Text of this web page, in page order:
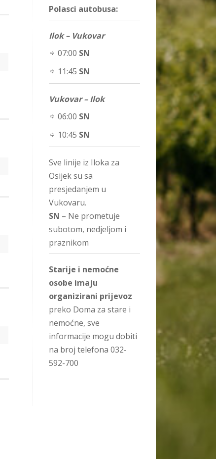
Polasci autobusa:
Ilok – Vukovar
07:00 SN
11:45 SN
Vukovar – Ilok
06:00 SN
10:45 SN
Sve linije iz Iloka za
Osijek su sa
presjedanjem u
Vukovaru.
SN – Ne prometuje
subotom, nedjeljom i
praznikom
Starije i nemoćne
osobe imaju
organizirani prijevoz
preko Doma za stare i
nemoćne, sve
informacije mogu dobiti
na broj telefona 032-
592-700